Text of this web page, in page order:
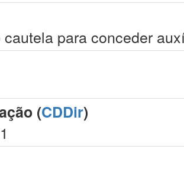
cautela para conceder
(CDDir)